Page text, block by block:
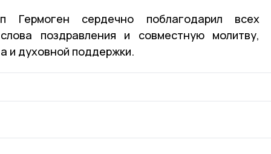
Гермоген сердечно поблагодарил всех
поздравления и совместную молитву,
и духовной поддержки.